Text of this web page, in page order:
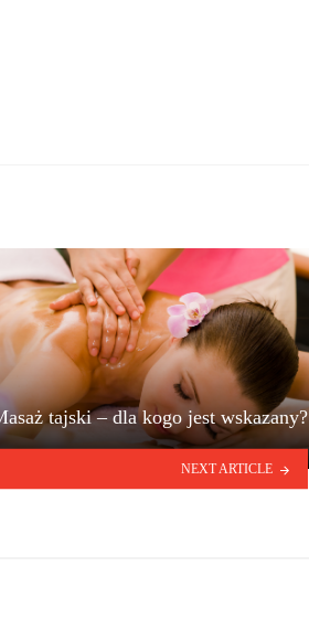
tajski – dla kogo jest wskazany?
NEXT ARTICLE